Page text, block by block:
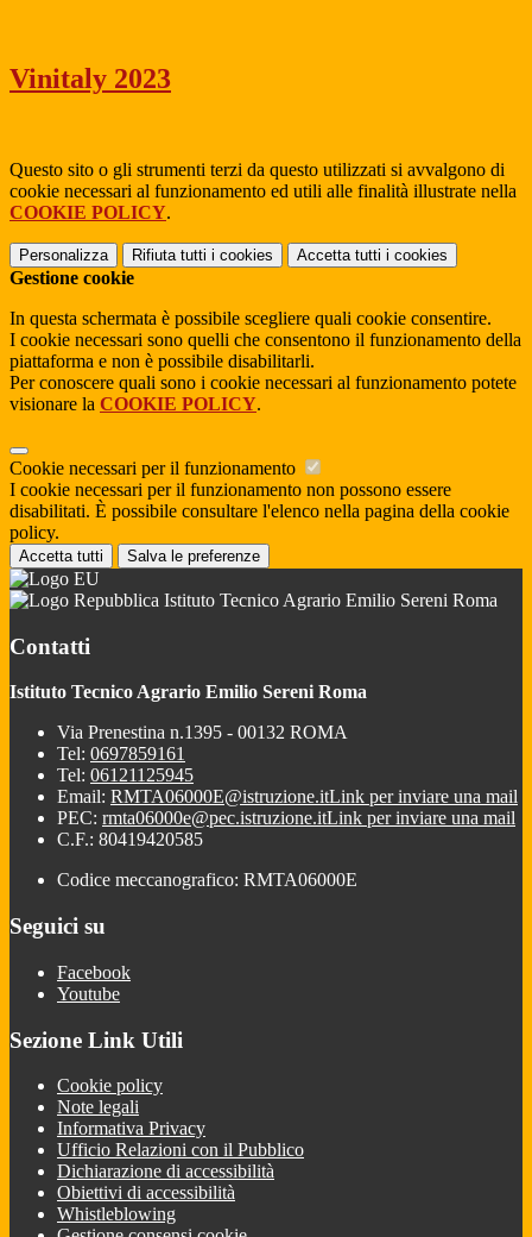
Vinitaly 2023
Questo sito o gli strumenti terzi da questo utilizzati si avvalgono di
cookie necessari al funzionamento ed utili alle finalità illustrate nella
COOKIE POLICY.
Personalizza Rifiuta tutti i cookies Accetta tutti i cookies
Gestione cookie
In questa schermata è possibile scegliere quali cookie consentire.
I cookie necessari sono quelli che consentono il funzionamento della
piattaforma e non è possibile disabilitarli.
Per conoscere quali sono i cookie necessari al funzionamento potete
visionare la COOKIE POLICY.
Cookie necessari per il funzionamento
I cookie necessari per il funzionamento non possono essere
disabilitati. È possibile consultare l'elenco nella pagina della cookie
policy.
Accetta tutti Salva le preferenze
Istituto Tecnico Agrario Emilio Sereni Roma
Contatti
Istituto Tecnico Agrario Emilio Sereni Roma
Via Prenestina n.1395 - 00132 ROMA
Tel: 0697859161
Tel: 06121125945
Email: RMTA06000E@istruzione.itLink per inviare una mail
PEC: rmta06000e@pec.istruzione.itLink per inviare una mail
C.F.: 80419420585
Codice meccanografico: RMTA06000E
Seguici su
Facebook
Youtube
Sezione Link Utili
Cookie policy
Note legali
Informativa Privacy
Ufficio Relazioni con il Pubblico
Dichiarazione di accessibilità
Obiettivi di accessibilità
Whistleblowing